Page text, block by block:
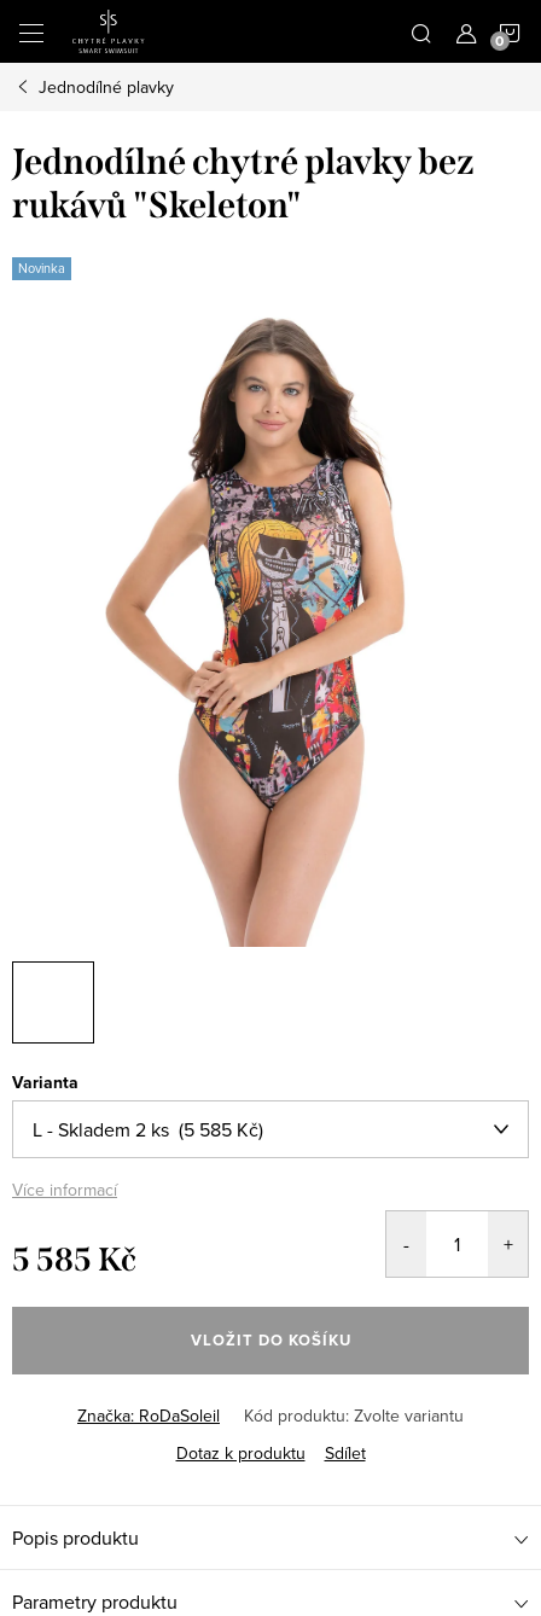
obsah
Jednodílné plavky
Jednodílné chytré plavky bez
rukávů "Skeleton"
Novinka
Varianta
Více informací
5 585 Kč
cena:
VLOŽIT DO KOŠÍKU
Značka: RoDaSoleil Kód produktu: Zvolte variantu
Dotaz k produktu
Sdílet
Popis produktu
Parametry produktu